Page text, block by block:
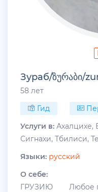
Зураб/ზურაბი/
58 лет
Гид
Услуги в: Ахалцихе,
Сигнахи, Тбилиси,
Языки: русский
О себе:
ГРУЗИЮ Любое